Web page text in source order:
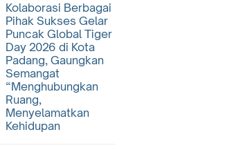
Kolaborasi Berbagai
Pihak Sukses Gelar
Puncak Global Tiger
Day 2026 di Kota
Padang, Gaungkan
Semangat
“Menghubungkan
Ruang,
Menyelamatkan
Kehidupan